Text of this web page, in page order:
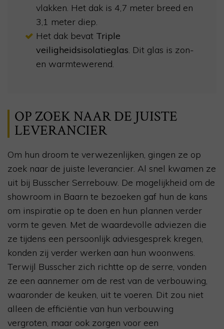
vlakken. Het dak is 4,7 meter breed en
3,1 meter diep.
Het dak bevat Triple
veiligheidsisolatieglas. Dit glas is zon-
en warmtewerend.
OP ZOEK NAAR DE JUISTE
LEVERANCIER
Om hun droom te verwezenlijken, gingen ze op
zoek naar de juiste leverancier. Al snel kwamen ze
uit bij Busscher Serrebouw. De mogelijkheid om de
showroom in Baarn te bezoeken gaf hun de kans
om inspiratie op te doen en hun plannen verder
vorm te geven. Met de waardevolle adviezen die
ze tijdens een persoonlijk adviesgesprek kregen,
konden zij verder werken aan hun woonwens.
Terwijl Busscher zich richtte op de serre, vonden
ze een aannemer om de rest van de verbouwing,
waaronder de keuken, uit te voeren. Dit zou niet
alleen de efficiëntie van hun verbouwing
vergroten, maar ook zorgen voor een